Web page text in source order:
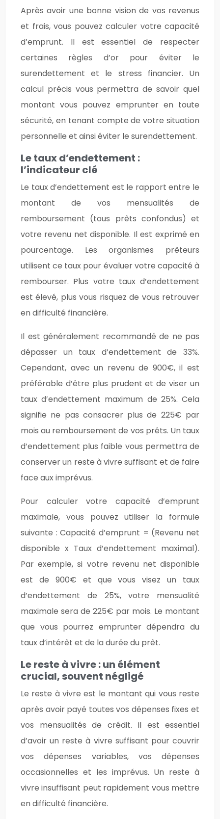
Après avoir une bonne vision de vos revenus
et frais, vous pouvez calculer votre capacité
d’emprunt. Il est essentiel de respecter
certaines règles d’or pour éviter le
surendettement et le stress financier. Un
calcul précis vous permettra de savoir quel
montant vous pouvez emprunter en toute
sécurité, en tenant compte de votre situation
personnelle et ainsi éviter le surendettement.
Le taux d’endettement :
l’indicateur clé
Le taux d’endettement est le rapport entre le
montant de vos mensualités de
remboursement (tous prêts confondus) et
votre revenu net disponible. Il est exprimé en
pourcentage. Les organismes prêteurs
utilisent ce taux pour évaluer votre capacité à
rembourser. Plus votre taux d’endettement
est élevé, plus vous risquez de vous retrouver
en difficulté financière.
Il est généralement recommandé de ne pas
dépasser un taux d’endettement de 33%.
Cependant, avec un revenu de 900€, il est
préférable d’être plus prudent et de viser un
taux d’endettement maximum de 25%. Cela
signifie ne pas consacrer plus de 225€ par
mois au remboursement de vos prêts. Un taux
d’endettement plus faible vous permettra de
conserver un reste à vivre suffisant et de faire
face aux imprévus.
Pour calculer votre capacité d’emprunt
maximale, vous pouvez utiliser la formule
suivante : Capacité d’emprunt = (Revenu net
disponible x Taux d’endettement maximal).
Par exemple, si votre revenu net disponible
est de 900€ et que vous visez un taux
d’endettement de 25%, votre mensualité
maximale sera de 225€ par mois. Le montant
que vous pourrez emprunter dépendra du
taux d’intérêt et de la durée du prêt.
Le reste à vivre : un élément
crucial, souvent négligé
Le reste à vivre est le montant qui vous reste
après avoir payé toutes vos dépenses fixes et
vos mensualités de crédit. Il est essentiel
d’avoir un reste à vivre suffisant pour couvrir
vos dépenses variables, vos dépenses
occasionnelles et les imprévus. Un reste à
vivre insuffisant peut rapidement vous mettre
en difficulté financière.